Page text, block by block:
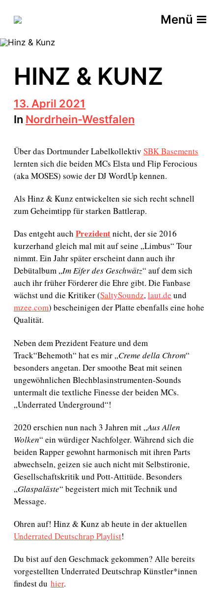
Menü
HINZ & KUNZ
B
e
i
a
g
s
d
t
u
13. April 2021
In Nordrhein-Westfalen
Über das Dortmunder Labelkollektiv SBK Basements
lernten sich die beiden MCs Elsta und Flip Ferocious
(aka MOSES) sowie der DJ WordUp kennen.
Als Hinz & Kunz entwickelten sie sich recht schnell
zum Geheimtipp für starken Battlerap.
Das entgeht auch Prezidentnicht, der sie 2016
kurzerhand gleich mal mit auf seine „Limbus“ Tour
nimmt. Ein Jahr später erscheint dann auch ihr
Debütalbum „Im Eifer des Geschwätz“ auf dem sich
auch ihr früher Förderer die Ehre gibt. Die Fanbase
wächst und die Kritiker (SaltySoundz,laut.de und
mzee.com) bescheinigen der Platte ebenfalls eine hohe
Qualität.
Neben dem Prezident Feature und dem
Track“Behemoth“ hat es mir „Creme della Chrom“
besonders angetan. Der smoothe Beat mit seinen
ungewöhnlichen Blechblasinstrumenten-Sounds
untermalt die textliche Finesse der beiden MCs.
„Underrated Underground“!
2020 erschien nun nach 3 Jahren mit „Aus Allen
Wolken“ ein würdiger Nachfolger. Während sich die
beiden Rapper gewohnt harmonisch mit ihren Parts
abwechseln, geizen sie auch nicht mit Selbstironie,
Gesellschaftskritik und Pott-Attitüde. Besonders
„Glaspaläste“ begeistert mich mit Technik und
Message.
Ohren auf! Hinz & Kunz ab heute in der aktuellen
Underrated Deutschrap Playlist!
Du bist auf den Geschmack gekommen? Alle bereits
vorgestellten Underrated Deutschrap Künstler*innen
findest du hier.